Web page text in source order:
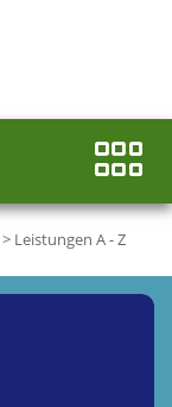
> Leistungen A - Z